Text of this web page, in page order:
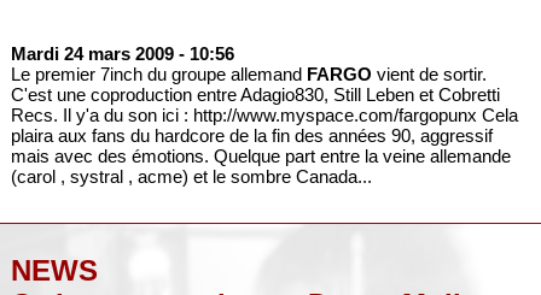
Mardi 24 mars 2009 - 10:56
Le premier 7inch du groupe allemand FARGO vient de sortir.
C'est une coproduction entre Adagio830, Still Leben et Cobretti
Recs. Il y'a du son ici : http://www.myspace.com/fargopunx Cela
plaira aux fans du hardcore de la fin des années 90, aggressif
mais avec des émotions. Quelque part entre la veine allemande
(carol , systral , acme) et le sombre Canada...
NEWS